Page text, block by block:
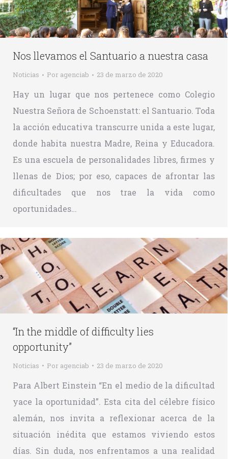
Nos llevamos el Santuario a nuestra casa
Noticias Por agenciab 23 de marzo de 2020
Hay un lugar que nos pertenece como Colegio
Nuestra Señora de Schoenstatt: el Santuario. Toda
la acción educativa transcurre unida a este lugar,
donde habita nuestra Madre, Reina y Educadora.
Es una escuela de personalidades libres, firmes y
llenas de Dios; por eso, capaces de afrontar las
dificultades que nos trae la vida como
oportunidades…
“In the middle of difficulty lies
opportunity”
Noticias Por agenciab 23 de marzo de 2020
Para Albert Einstein “En el medio de la dificultad
yace la oportunidad”. Esta cita del célebre físico
alemán, nos invita a reflexionar acerca de la
situación inédita que estamos viviendo estos
días. Sin duda, nos enfrentamos a una realidad